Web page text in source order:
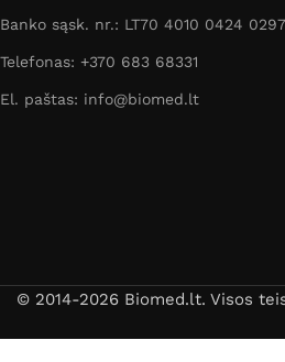
Banko sąsk. nr.: LT70 4010 0424
Telefonas: +370 683 68331
El. paštas: info@biomed.lt
© 2014-2026 Biomed.lt. Visos